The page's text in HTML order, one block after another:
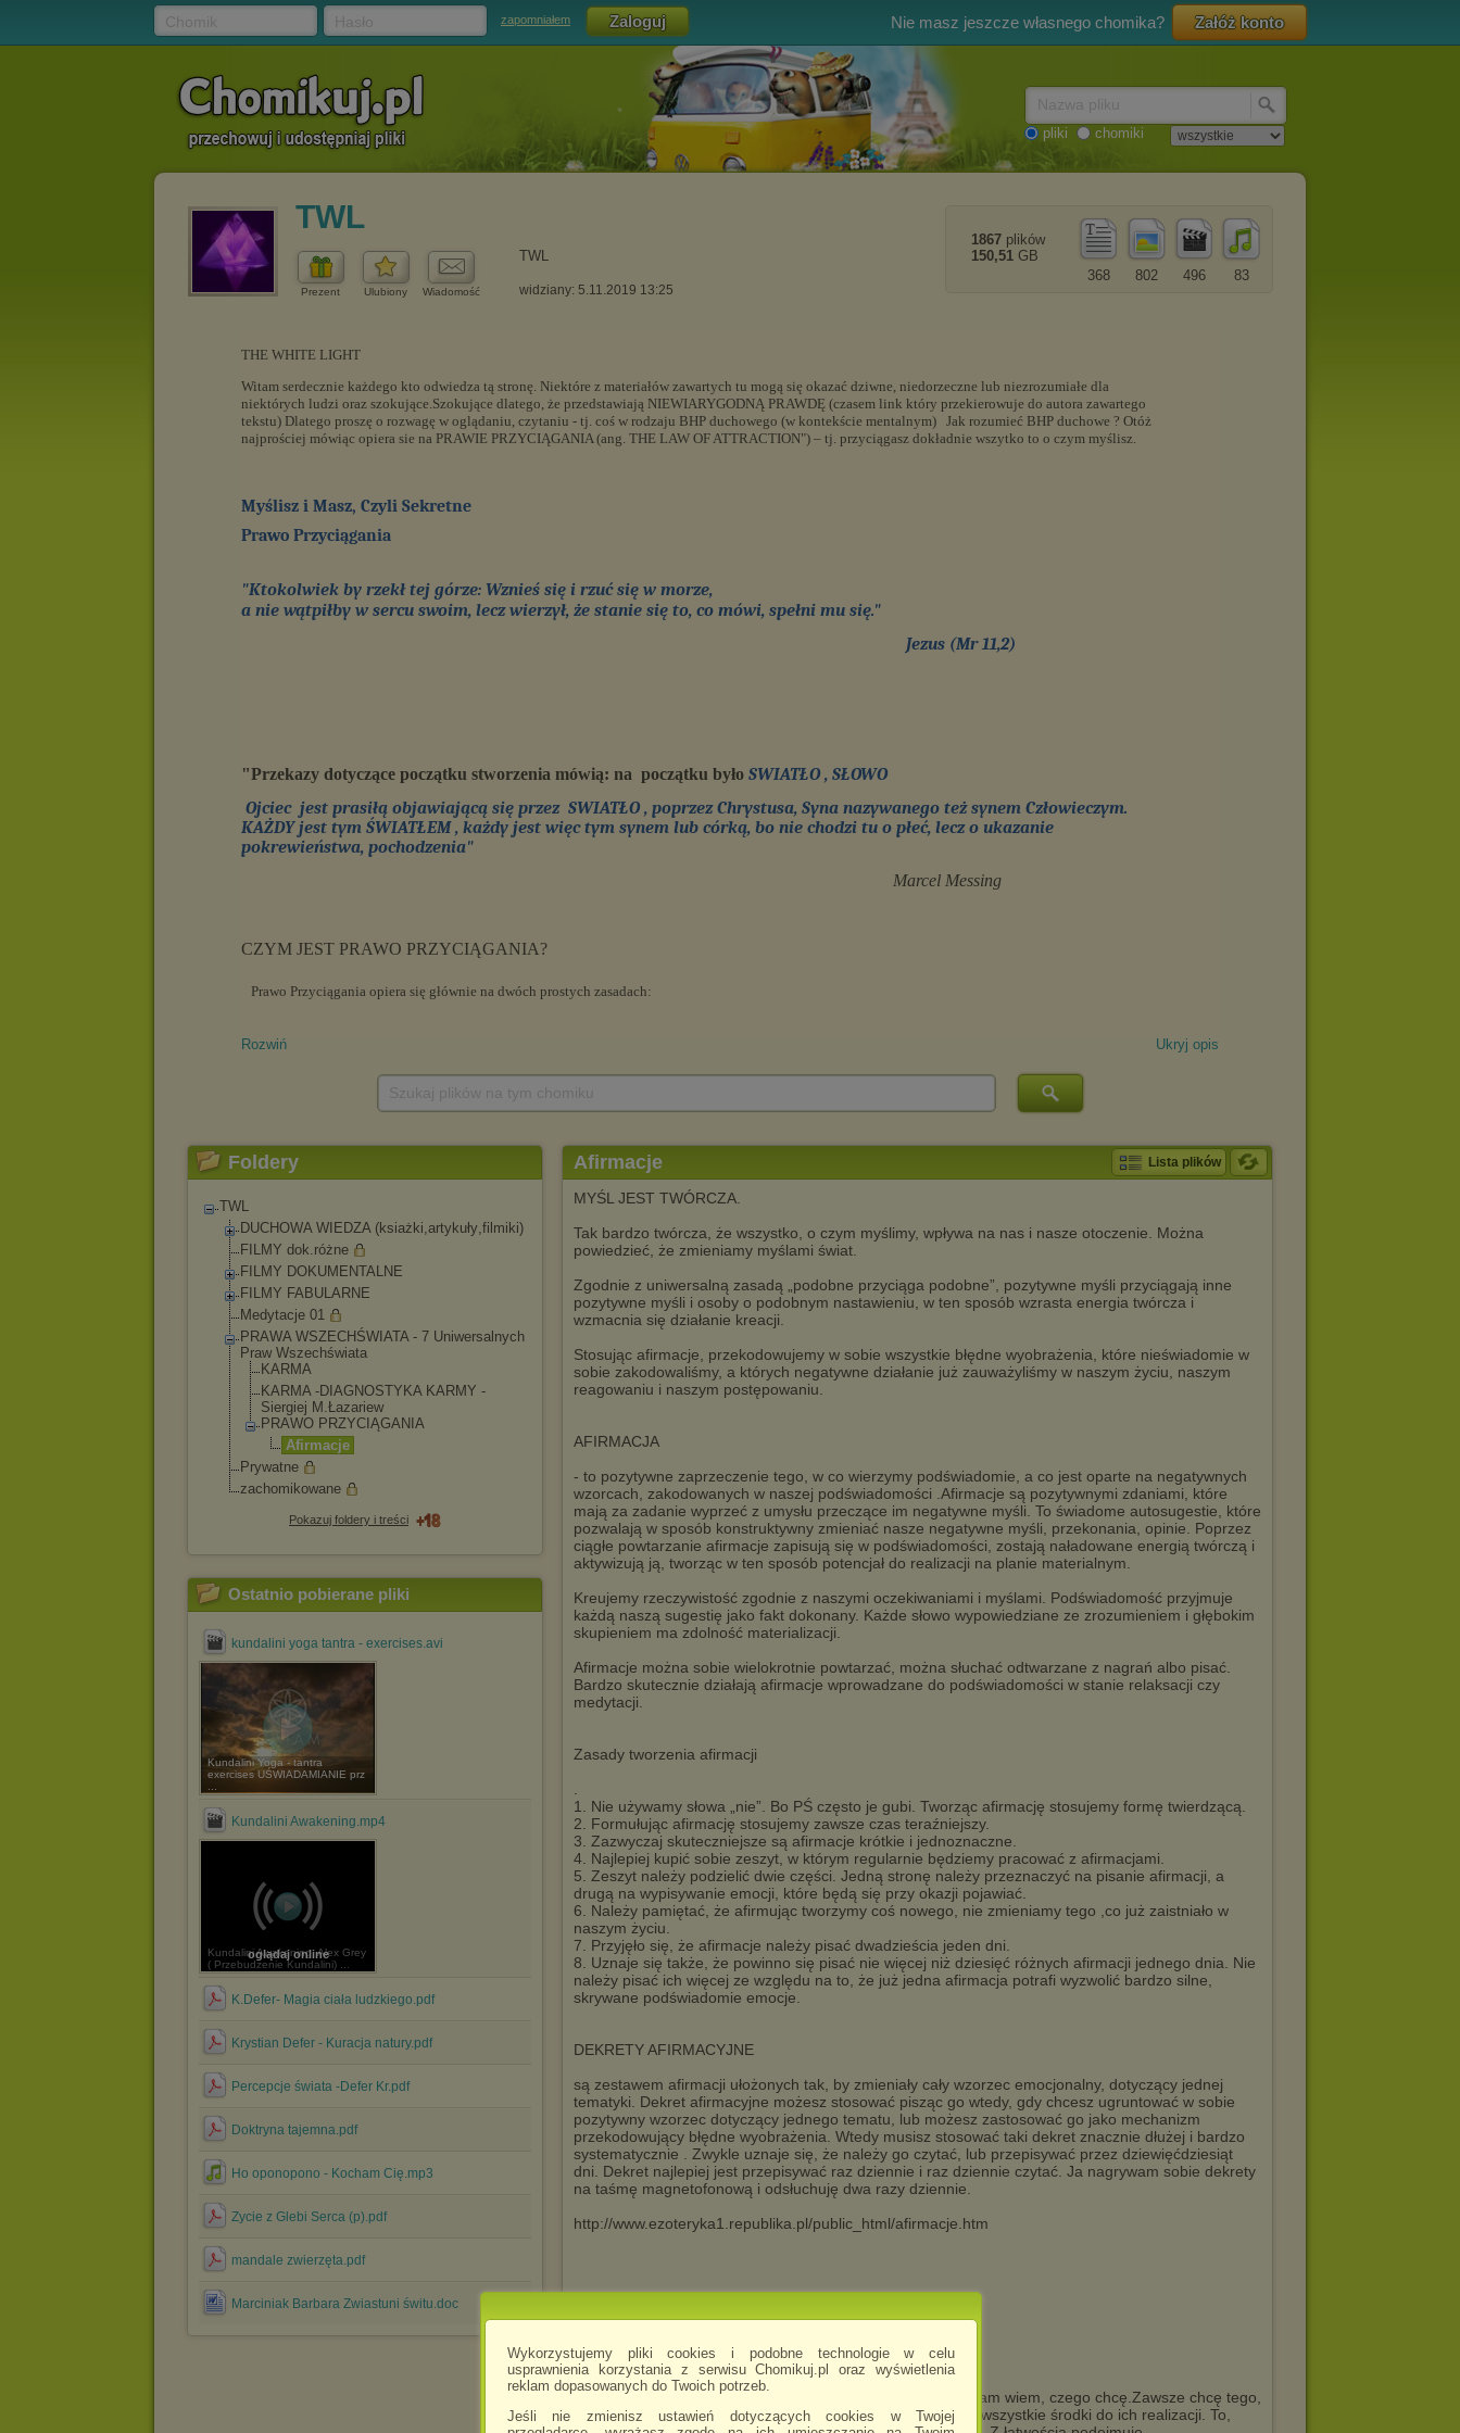
Wykorzystujemy pliki cookies i podobne technologie w celu
usprawnienia korzystania z serwisu Chomikuj.pl oraz wyświetlenia
reklam dopasowanych do Twoich potrzeb.
Jeśli nie zmienisz ustawień dotyczących cookies w Twojej
zapomniałem Nie masz jeszcze własnego chomika? Załóż konto
pliki chomiki
TWL
Prezent Ulubiony Wiadomość
TWL
widziany: 5.11.2019 13:25
83
496
802
368
1867 plików
150,51 GB
Ukryj opis
Rozwiń
Foldery
TWL
DUCHOWA WIEDZA (ksiażki,artykuły,filmiki)
FILMY dok.różne
FILMY DOKUMENTALNE
FILMY FABULARNE
Medytacje 01
PRAWA WSZECHŚWIATA - 7 Uniwersalnych
Praw Wszechświata
KARMA
KARMA -DIAGNOSTYKA KARMY -
Siergiej M.Łazariew
PRAWO PRZYCIĄGANIA
Afirmacje
Prywatne
zachomikowane
Pokazuj foldery i treści
Ostatnio pobierane pliki
kundalini yoga tantra - exercises.avi
Kundalini Yoga - tantra
exercises UŚWIADAMIANIE prz
Kundalini Awakening.mp4
oglądaj online
Kundalini Awakening, Alex Grey
( Przebudzenie Kundalini) ...
K.Defer- Magia ciała ludzkiego.pdf
Krystian Defer - Kuracja natury.pdf
Percepcje świata -Defer Kr.pdf
Doktryna tajemna.pdf
Ho oponopono - Kocham Cię.mp3
Zycie z Glebi Serca (p).pdf
mandale zwierzęta.pdf
Marciniak Barbara Zwiastuni świtu.doc
Afirmacje Lista plików
MYŚL JEST TWÓRCZA.
Tak bardzo twórcza, że wszystko, o czym myślimy, wpływa na nas i nasze otoczenie. Można
powiedzieć, że zmieniamy myślami świat.
Zgodnie z uniwersalną zasadą „podobne przyciąga podobne”, pozytywne myśli przyciągają inne
pozytywne myśli i osoby o podobnym nastawieniu, w ten sposób wzrasta energia twórcza i
wzmacnia się działanie kreacji.
Stosując afirmacje, przekodowujemy w sobie wszystkie błędne wyobrażenia, które nieświadomie w
sobie zakodowaliśmy, a których negatywne działanie już zauważyliśmy w naszym życiu, naszym
reagowaniu i naszym postępowaniu.
AFIRMACJA
- to pozytywne zaprzeczenie tego, w co wierzymy podświadomie, a co jest oparte na negatywnych
wzorcach, zakodowanych w naszej podświadomości .Afirmacje są pozytywnymi zdaniami, które
mają za zadanie wyprzeć z umysłu przeczące im negatywne myśli. To świadome autosugestie, które
pozwalają w sposób konstruktywny zmieniać nasze negatywne myśli, przekonania, opinie. Poprzez
ciągłe powtarzanie afirmacje zapisują się w podświadomości, zostają naładowane energią twórczą i
aktywizują ją, tworząc w ten sposób potencjał do realizacji na planie materialnym.
Kreujemy rzeczywistość zgodnie z naszymi oczekiwaniami i myślami. Podświadomość przyjmuje
każdą naszą sugestię jako fakt dokonany. Każde słowo wypowiedziane ze zrozumieniem i głębokim
skupieniem ma zdolność materializacji.
Afirmacje można sobie wielokrotnie powtarzać, można słuchać odtwarzane z nagrań albo pisać.
Bardzo skutecznie działają afirmacje wprowadzane do podświadomości w stanie relaksacji czy
medytacji.
Zasady tworzenia afirmacji
1. Nie używamy słowa „nie”. Bo PŚ często je gubi. Tworząc afirmację stosujemy formę twierdzącą.
2. Formułując afirmację stosujemy zawsze czas teraźniejszy.
3. Zazwyczaj skuteczniejsze są afirmacje krótkie i jednoznaczne.
4. Najlepiej kupić sobie zeszyt, w którym regularnie będziemy pracować z afirmacjami.
5. Zeszyt należy podzielić dwie części. Jedną stronę należy przeznaczyć na pisanie afirmacji, a
drugą na wypisywanie emocji, które będą się przy okazji pojawiać.
6. Należy pamiętać, że afirmując tworzymy coś nowego, nie zmieniamy tego ,co już zaistniało w
naszym życiu.
7. Przyjęło się, że afirmacje należy pisać dwadzieścia jeden dni.
8. Uznaje się także, że powinno się pisać nie więcej niż dziesięć różnych afirmacji jednego dnia. Nie
należy pisać ich więcej ze względu na to, że już jedna afirmacja potrafi wyzwolić bardzo silne,
skrywane podświadomie emocje.
DEKRETY AFIRMACYJNE
są zestawem afirmacji ułożonych tak, by zmieniały cały wzorzec emocjonalny, dotyczący jednej
tematyki. Dekret afirmacyjne możesz stosować pisząc go wtedy, gdy chcesz ugruntować w sobie
pozytywny wzorzec dotyczący jednego tematu, lub możesz zastosować go jako mechanizm
przekodowujący błędne wyobrażenia. Wtedy musisz stosować taki dekret znacznie dłużej i bardzo
systematycznie . Zwykle uznaje się, że należy go czytać, lub przepisywać przez dziewięćdziesiąt
dni. Dekret najlepiej jest przepisywać raz dziennie i raz dziennie czytać. Ja nagrywam sobie dekrety
na taśmę magnetofonową i odsłuchuję dwa razy dziennie.
http://www.ezoteryka1.republika.pl/public_html/afirmacje.htm
Zaradność (dekret afirmacyjny)
Ja, ............, zawsze wiem, czego chcę. Ja, ....................., sam wiem, czego chcę.Zawsze chcę tego,
co najlepsze i najkorzystniejsze. Mam swoje własne plany i wszystkie środki do ich realizacji. To,